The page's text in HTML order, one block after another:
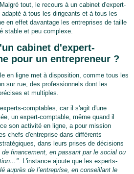
tout, le recours à un cabinet d'expert-
à tous les dirigeants et à tous les
en effet davantage les entreprises de taille
stable et peu complexe.
cabinet d'expert-
pour un entrepreneur ?
en ligne met à disposition, comme tous les
sur rue, des professionnels dont les
et multiples.
comptables, car il s'agit d'une
un expert-comptable, même quand il
son activité en ligne, a pour mission
chefs d'entreprise dans différents
dans leurs prises de décisions
financement, en passant par le social ou
. L'instance ajoute que les experts-
auprès de l’entreprise, en conseillant le